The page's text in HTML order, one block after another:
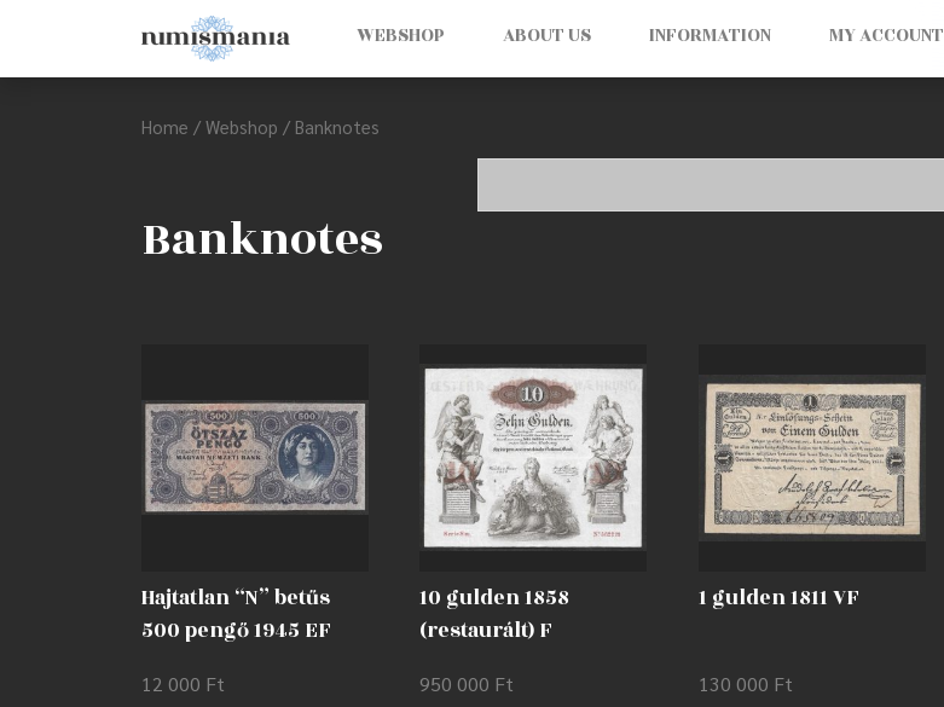
WEBSHOP ABOUT US INFORMATION MY ACCOUNT
Home / Webshop / Banknotes
Banknotes
Hajtatlan “N” betűs
500 pengő 1945 EF
12 000 Ft
10 gulden 1858
(restaurált) F
950 000 Ft
1 gulden 1811 VF
130 000 Ft